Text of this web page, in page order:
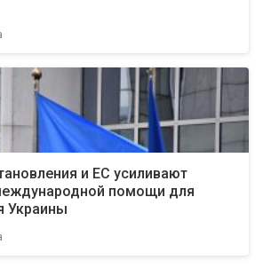
и ЕС усиливают
помощи для
Украины